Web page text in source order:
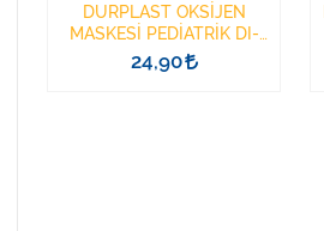
DURPLAST OKSİJEN
MASKESİ PEDİATRİK DI-
DUR04
24,90